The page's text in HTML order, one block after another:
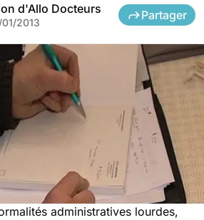
d'Allo Docteurs
01/2013
Partager
administratives lourdes,